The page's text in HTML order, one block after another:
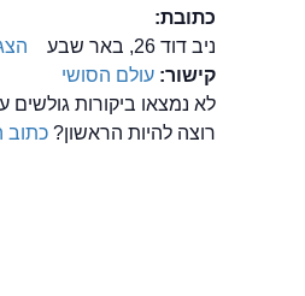
כתובת:
ניב דוד 26, באר שבע
קישור:עולם הסושי
לא נמצאו ביקורות
רוצה להיות הראשון?כתוב